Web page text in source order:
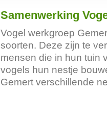
Samenwerking
Vogel werkgroep
soorten. Deze zijn te
mensen die in hun tuin
vogels hun nestje
Gemert verschillende